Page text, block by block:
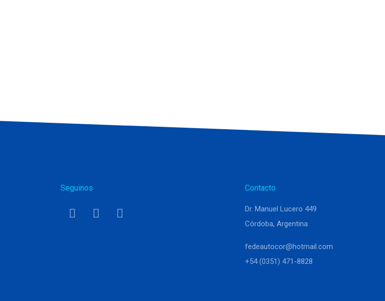
Seguinos Contacto
Dr. Manuel Lucero 449
Córdoba, Argentina
fedeautocor@hotmail.com
+54 (0351) 471-8828